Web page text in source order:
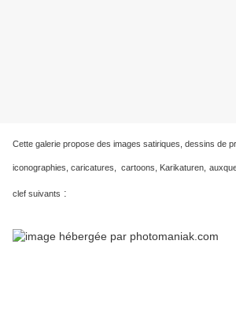
Cette galerie propose des images satiriques, dessins de
iconographies, caricatures, cartoons, Karikaturen,
clef suivants :